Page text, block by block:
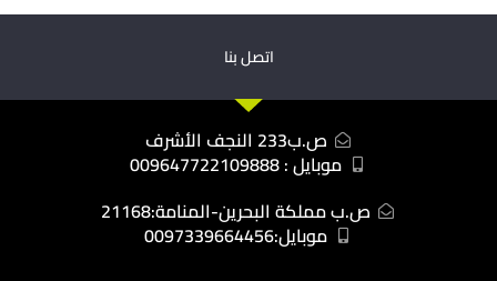
اتصل بنا
ص.ب233 النجف الأشرف
موبايل : 009647722109888
ص.ب مملكة البحرين-المنامة:21168
موبايل:0097339664456